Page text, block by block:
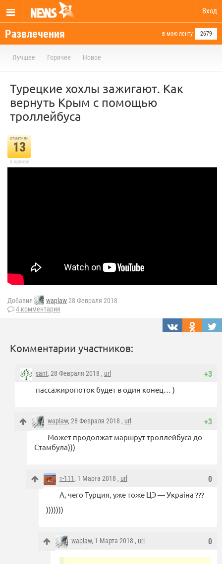
Вход
Развлечения в мою ленту 2679
Лучшее Горячее Новое
Турецкие хохлы зажигают. Как
вернуть Крым с помощью
троллейбуса
отметили
13
в архиве
Добавил waplaw28 Февраля 2018
4 комментария
Комментарии участников:
+3
sant, 28 Февраля 2018 , url
пассажиропоток будет в один конец… )
+3
waplaw, 28 Февраля 2018 , url
Может продолжат маршрут троллейбуса до
Стамбула)))
0
т-111, 1 Марта 2018 , url
А, чего Турция, уже тоже ЦЭ — Украiна ???
)))))))
0
waplaw, 1 Марта 2018 , url